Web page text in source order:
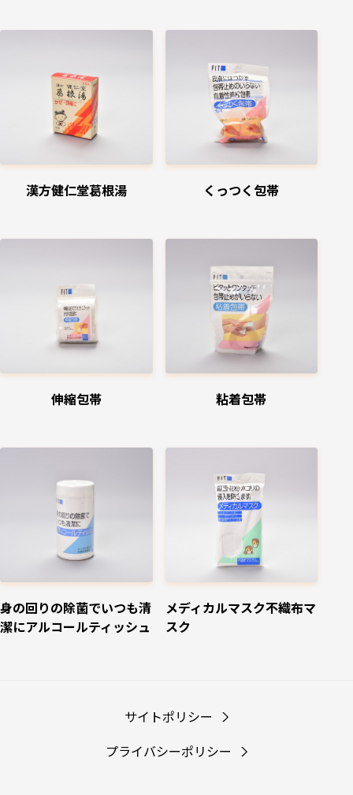
漢方健仁堂葛根湯 くっつく包帯
伸縮包帯 粘着包帯
身の回りの除菌でいつも清
潔にアルコールティッシュ
メディカルマスク不織布マ
スク
サイトポリシー
プライバシーポリシー